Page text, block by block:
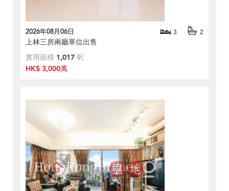
2026年08月06日 3 2
上林三房兩廳單位出售
實用面積 1,017 呎
HK$ 3,000萬